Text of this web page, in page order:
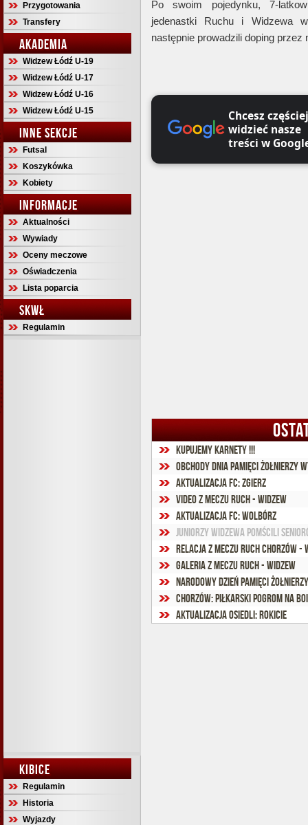
Przygotowania
Transfery
AKADEMIA
Widzew Łódź U-19
Widzew Łódź U-17
Widzew Łódź U-16
Widzew Łódź U-15
INNE SEKCJE
Futsal
Koszykówka
Kobiety
INFORMACJE
Aktualności
Wywiady
Oceny meczowe
Oświadczenia
Lista poparcia
SKWŁ
Regulamin
KIBICE
Regulamin
Historia
Wyjazdy
Po swoim pojedynku, 7-
jedenastki Ruchu i Widzewa
następnie prowadzili doping przez
Chcesz częściej
widzieć nasze
treści w
Kupujemy KARNETY !!!
Obchody Dnia Pamięci Żołnierzy
Aktualizacja FC: Zgierz
Video z meczu Ruch - Widzew
Aktualizacja FC: Wolbórz
Juniorzy Widzewa pomścili
Relacja z meczu Ruch Chorzów -
Galeria z meczu Ruch - Widzew
Narodowy Dzień Pamięci
Aktualizacja osiedli: Rokicie